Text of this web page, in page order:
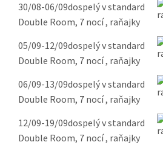
30/08-06/09dospelý v standard
Double Room, 7 nocí , raňajky
05/09-12/09dospelý v standard
Double Room, 7 nocí , raňajky
06/09-13/09dospelý v standard
Double Room, 7 nocí , raňajky
12/09-19/09dospelý v standard
Double Room, 7 nocí , raňajky